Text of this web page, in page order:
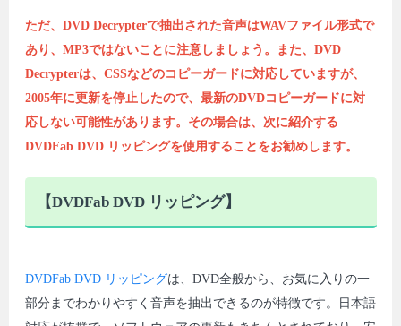
ただ、DVD Decrypterで抽出された音声はWAVファイル形式で
あり、MP3ではないことに注意しましょう。また、DVD
Decrypterは、CSSなどのコピーガードに対応していますが、
2005年に更新を停止したので、最新のDVDコピーガードに対
応しない可能性があります。その場合は、次に紹介する
DVDFab DVD リッピングを使用することをお勧めします。
【DVDFab DVD リッピング】
DVDFab DVD リッピングは、DVD全般から、お気に入りの一
部分までわかりやすく音声を抽出できるのが特徴です。日本語